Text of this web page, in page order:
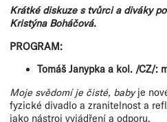
Krátké diskuze s tvůrci a diváky
Kristýna Boháčová.
PROGRAM:
Tomáš Janypka a kol. /CZ/:
Moje svědomí je čisté, babyje
fyzické divadlo a zranitelnost a
jako nástroj vyjádření a odporu.